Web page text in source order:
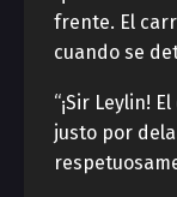
frente. El
cuando se
“¡Sir Leylin!
justo por